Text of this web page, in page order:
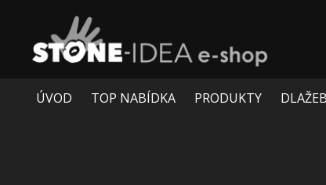
ÚVOD TOP NABÍDKA PRODUKTY